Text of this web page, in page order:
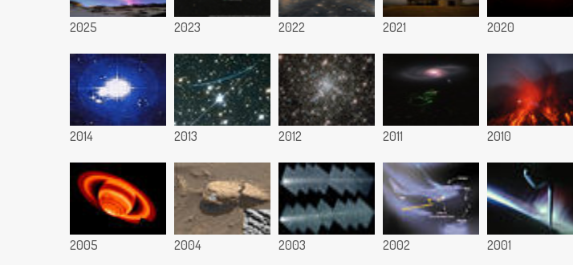
2025 2023 2022 2021 2020
2014 2013 2012 2011 2010
2005 2004 2003 2002 2001